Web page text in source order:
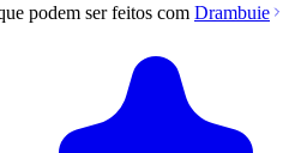
podem ser feitos com Drambuie